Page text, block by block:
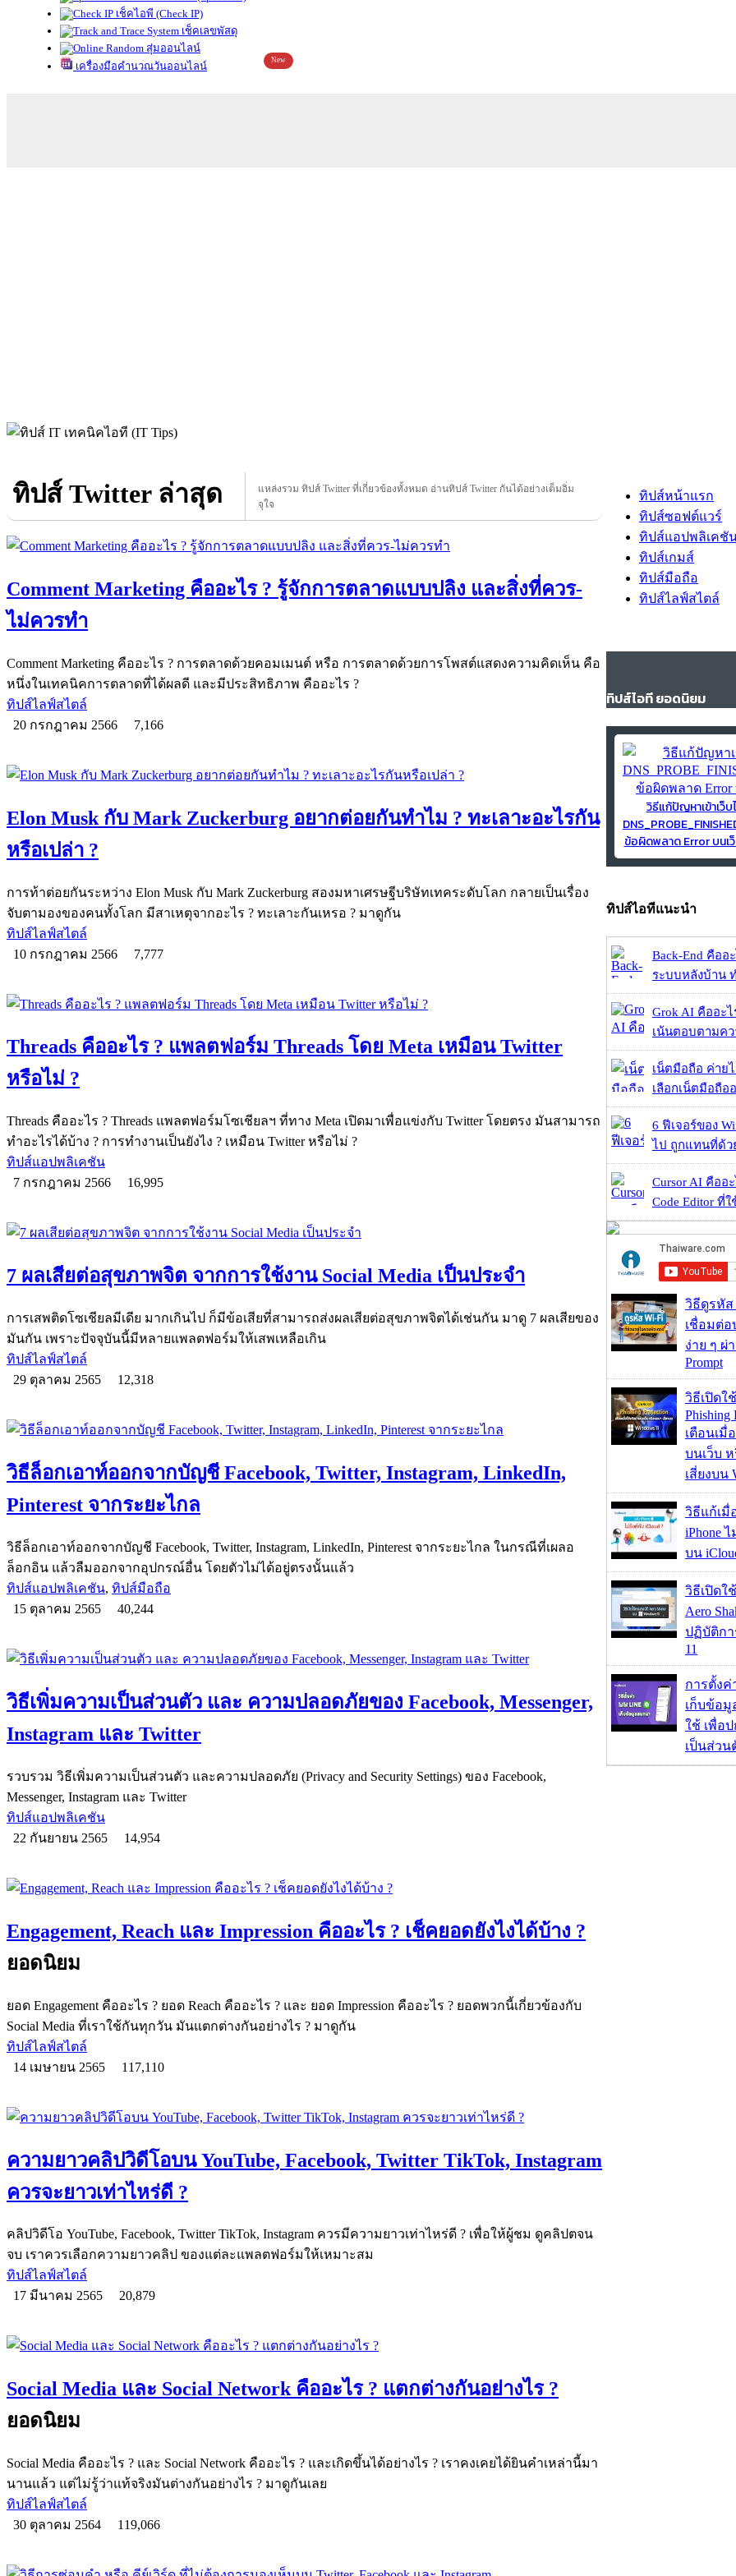
เช็คไอพี (Check IP)
เช็คเลขพัสดุ
สุ่มออนไลน์
เครื่องมือคำนวณวันออนไลน์
New
ทิปส์ Twitter ล่าสุด
แหล่งรวม ทิปส์ Twitter ที่เกี่ยวข้องทั้งหมด อ่านทิปส์ Twitter กันได้อย่างเต็มอิ่ม
จุใจ
Comment Marketing คืออะไร ? รู้จักการตลาดแบบปลิง และสิ่งที่ควร-
ไม่ควรทำ
Comment Marketing คืออะไร ? การตลาดด้วยคอมเมนต์ หรือ การตลาดด้วยการโพสต์แสดงความคิดเห็น คือ
หนึ่งในเทคนิคการตลาดที่ได้ผลดี และมีประสิทธิภาพ คืออะไร ?
ทิปส์ไลฟ์สไตล์
20 กรกฎาคม 2566
7,166
Elon Musk กับ Mark Zuckerburg อยากต่อยกันทำไม ? ทะเลาะอะไรกัน
หรือเปล่า ?
การท้าต่อยกันระหว่าง Elon Musk กับ Mark Zuckerburg สองมหาเศรษฐีบริษัทเทคระดับโลก กลายเป็นเรื่อง
จับตามองของคนทั้งโลก มีสาเหตุจากอะไร ? ทะเลาะกันเหรอ ? มาดูกัน
ทิปส์ไลฟ์สไตล์
10 กรกฎาคม 2566
7,777
Threads คืออะไร ? แพลตฟอร์ม Threads โดย Meta เหมือน Twitter
หรือไม่ ?
Threads คืออะไร ? Threads แพลตฟอร์มโซเชียลฯ ที่ทาง Meta เปิดมาเพื่อแข่งกับ Twitter โดยตรง มันสามารถ
ทำอะไรได้บ้าง ? การทำงานเป็นยังไง ? เหมือน Twitter หรือไม่ ?
ทิปส์แอปพลิเคชัน
7 กรกฎาคม 2566
16,995
7 ผลเสียต่อสุขภาพจิต จากการใช้งาน Social Media เป็นประจำ
การเสพติดโซเชียลมีเดีย มากเกินไป ก็มีข้อเสียที่สามารถส่งผลเสียต่อสุขภาพจิตได้เช่นกัน มาดู 7 ผลเสียของ
มันกัน เพราะปัจจุบันนี้มีหลายแพลตฟอร์มให้เสพเหลือเกิน
ทิปส์ไลฟ์สไตล์
29 ตุลาคม 2565
12,318
วิธีล็อกเอาท์ออกจากบัญชี Facebook, Twitter, Instagram, LinkedIn,
Pinterest จากระยะไกล
วิธีล็อกเอาท์ออกจากบัญชี Facebook, Twitter, Instagram, LinkedIn, Pinterest จากระยะไกล ในกรณีที่เผลอ
ล็อกอิน แล้วลืมออกจากอุปกรณ์อื่น โดยตัวไม่ได้อยู่ตรงนั้นแล้ว
ทิปส์แอปพลิเคชัน, ทิปส์มือถือ
15 ตุลาคม 2565
40,244
วิธีเพิ่มความเป็นส่วนตัว และ ความปลอดภัยของ Facebook, Messenger,
Instagram และ Twitter
รวบรวม วิธีเพิ่มความเป็นส่วนตัว และความปลอดภัย (Privacy and Security Settings) ของ Facebook,
Messenger, Instagram และ Twitter
ทิปส์แอปพลิเคชัน
22 กันยายน 2565
14,954
Engagement, Reach และ Impression คืออะไร ? เช็คยอดยังไงได้บ้าง ?
ยอดนิยม
ยอด Engagement คืออะไร ? ยอด Reach คืออะไร ? และ ยอด Impression คืออะไร ? ยอดพวกนี้เกี่ยวข้องกับ
Social Media ที่เราใช้กันทุกวัน มันแตกต่างกันอย่างไร ? มาดูกัน
ทิปส์ไลฟ์สไตล์
14 เมษายน 2565
117,110
ความยาวคลิปวิดีโอบน YouTube, Facebook, Twitter TikTok, Instagram
ควรจะยาวเท่าไหร่ดี ?
คลิปวิดีโอ YouTube, Facebook, Twitter TikTok, Instagram ควรมีความยาวเท่าไหร่ดี ? เพื่อให้ผู้ชม ดูคลิปตจน
จบ เราควรเลือกความยาวคลิป ของแต่ละแพลตฟอร์มให้เหมาะสม
ทิปส์ไลฟ์สไตล์
17 มีนาคม 2565
20,879
Social Media และ Social Network คืออะไร ? แตกต่างกันอย่างไร ?
ยอดนิยม
Social Media คืออะไร ? และ Social Network คืออะไร ? และเกิดขึ้นได้อย่างไร ? เราคงเคยได้ยินคำเหล่านี้มา
นานแล้ว แต่ไม่รู้ว่าแท้จริงมันต่างกันอย่างไร ? มาดูกันเลย
ทิปส์ไลฟ์สไตล์
30 ตุลาคม 2564
119,066
ทิปส์หน้าแรก
ทิปส์ซอฟต์แวร์
ทิปส์แอปพลิเคชั
ทิปส์เกมส์
ทิปส์มือถือ
ทิปส์ไลฟ์สไตล์
ทิปส์ไอที ยอดนิยม
วิธีแก้ปัญหาเข้าเว็บ
ข้อผิดพลาด Error บนเว็
ทิปส์ไอทีแนะนำ
Back-End คืออ
ระบบหลังบ้าน
Grok AI คืออะ
เน้นตอบตามคว
เน็ตมือถือ ค่าย
เลือกเน็ตมือถือ
6 ฟีเจอร์ของ
ไป ถูกแทนที่ด้ว
Cursor AI คืออ
Code Editor ที่
วิธีดูรหัส
เชื่อมต่อ
ง่าย ๆ ผ่
Prompt
วิธีเปิดใ
Phishing
เตือนเมื่
บนเว็บ
เสี่ยงบน
วิธีแก้เ
iPhone
บน
วิธีเปิด
Aero
ปฏิบัติกา
11
การตั้งค่
เก็บข้อ
ใช้ เพื่อ
เป็นส่ว